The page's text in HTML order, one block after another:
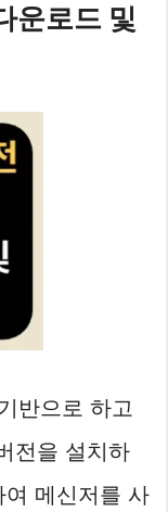
운로드 및
반으로 하고
전을 설치하
메신저를 사